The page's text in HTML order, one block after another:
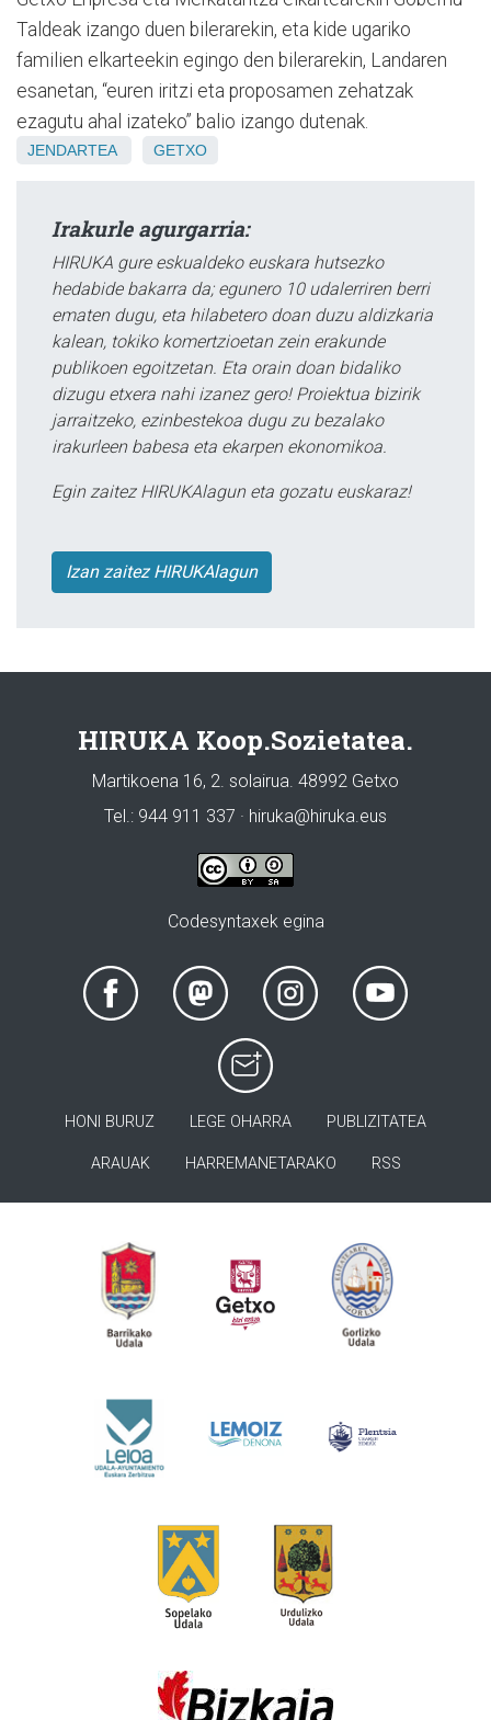
Taldeak izango duen bilerarekin, eta kide ugariko
familien elkarteekin egingo den bilerarekin, Landaren
esanetan, “euren iritzi eta proposamen zehatzak
ezagutu ahal izateko” balio izango dutenak.
JENDARTEA GETXO
Irakurle agurgarria:
HIRUKA gure eskualdeko euskara hutsezko
hedabide bakarra da; egunero 10 udalerriren berri
ematen dugu, eta hilabetero doan duzu aldizkaria
kalean, tokiko komertzioetan zein erakunde
publikoen egoitzetan. Eta orain doan bidaliko
dizugu etxera nahi izanez gero! Proiektua bizirik
jarraitzeko, ezinbestekoa dugu zu bezalako
irakurleen babesa eta ekarpen ekonomikoa.
Egin zaitez HIRUKAlagun eta gozatu euskaraz!
Izan zaitez HIRUKAlagun
HIRUKA Koop.Sozietatea.
Martikoena 16, 2. solairua. 48992 Getxo
Tel.: 944 911 337 · hiruka@hiruka.eus
Codesyntaxek egina
HONI BURUZ LEGE OHARRA PUBLIZITATEA
ARAUAK HARREMANETARAKO RSS